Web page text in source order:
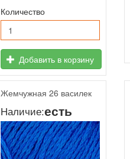
Количество
Добавить в корзину
Жемчужная 26 василек
Наличие:есть